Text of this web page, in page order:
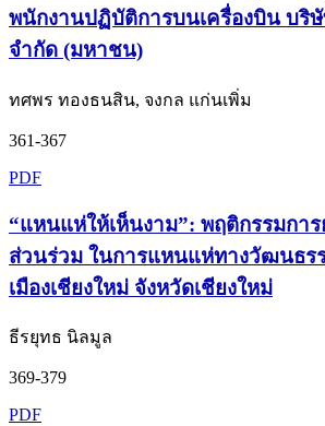
พนักงานปฏิบัติการบนเครื่องบิน บริ
จำกัด (มหาชน)
ทศพร ทองธนสิน, จงกล แก่นเพิ่ม
361-367
PDF
“แหนแห่ให้เห็นงาม”: พฤติกรรมกา
ส่วนร่วม ในการแหนแห่ทางวัฒนธร
เมืองเชียงใหม่ จังหวัดเชียงใหม่
ธีรยุทธ นิลมูล
369-379
PDF